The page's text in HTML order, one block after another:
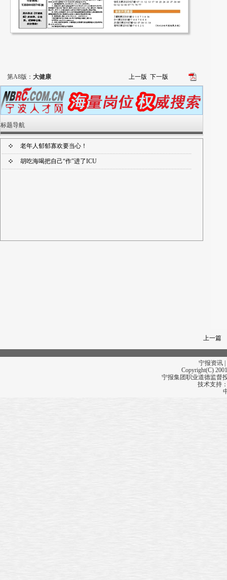
第A8版： 大健康 上一版 下一版
标题导航
老年人郁郁寡欢要当心！
胡吃海喝把自己“作”进了ICU
上一篇
宁报资讯
Copyright(C)
宁报集团职业道德监督
技术支持